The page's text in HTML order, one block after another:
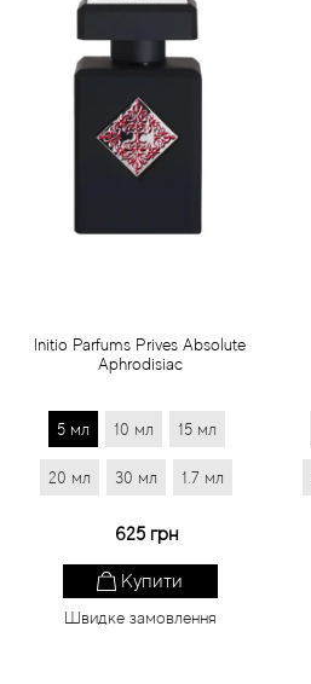
Initio Parfums Prives Absolute
Aphrodisiac
5 мл 10 мл 15 мл
20 мл 30 мл 1.7 мл
625 грн
Купити
Швидке замовлення